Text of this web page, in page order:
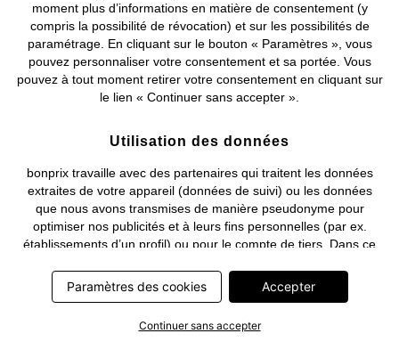
Deutsch Français
moment plus d’informations en matière de consentement (y
compris la possibilité de révocation) et sur les possibilités de
paramétrage. En cliquant sur le bouton « Paramètres », vous
pouvez personnaliser votre consentement et sa portée. Vous
pouvez à tout moment retirer votre consentement en cliquant sur
le lien « Continuer sans accepter ».
Utilisation des données
bonprix travaille avec des partenaires qui traitent les données
extraites de votre appareil (données de suivi) ou les données
que nous avons transmises de manière pseudonyme pour
optimiser nos publicités et à leurs fins personnelles (par ex.
établissements d’un profil) ou pour le compte de tiers. Dans ce
transmission de vos données pseudonymisées mais également
le traitement ultérieur de ces données par ce prestataire
collectées ou vos données pseudonymisées seront alors
Paramètres des cookies Accepter
Continuer sans accepter